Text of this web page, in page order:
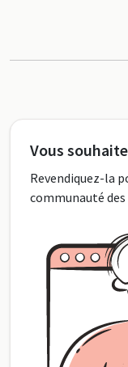
Vous
Revendiquez-la
communauté